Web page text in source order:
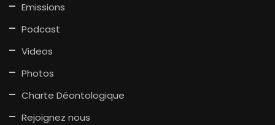
Emissions
Podcast
Videos
Photos
Charte Déontologique
Rejoignez nous